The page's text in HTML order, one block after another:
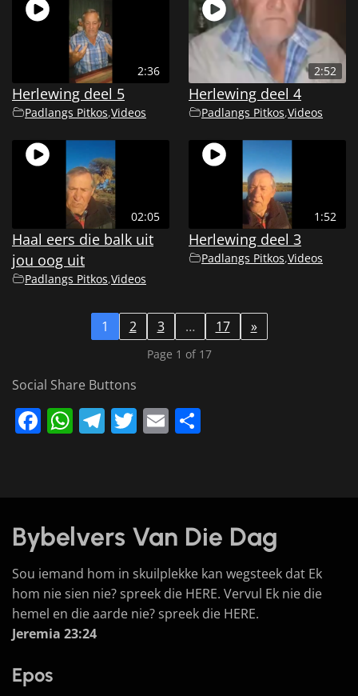
2:36
Herlewing deel 5
Padlangs Pitkos,Videos
2:52
Herlewing deel 4
Padlangs Pitkos,Videos
02:05
Haal eers die balk uit
jou oog uit
Padlangs Pitkos,Videos
1:52
Herlewing deel 3
Padlangs Pitkos,Videos
1 2 3 … 17 »
Page 1 of 17
Social Share Buttons
Facebook
WhatsApp
Telegram
Twitter
Email
Bybelvers Van Die Dag
Sou iemand hom in skuilplekke kan wegsteek dat Ek
hom nie sien nie? spreek die HERE. Vervul Ek nie die
hemel en die aarde nie? spreek die HERE.
Jeremia 23:24
Epos